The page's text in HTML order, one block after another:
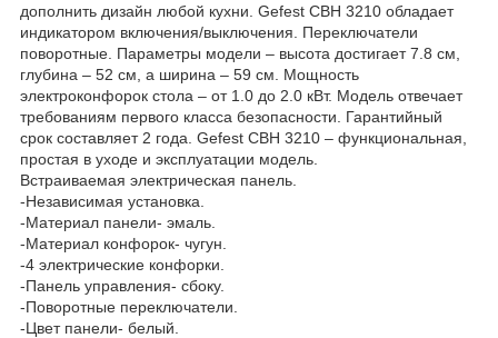
дополнить дизайн любой кухни. Gefest СВН 3210 обладает
индикатором включения/выключения. Переключатели
поворотные. Параметры модели – высота достигает 7.8 см,
глубина – 52 см, а ширина – 59 см. Мощность
электроконфорок стола – от 1.0 до 2.0 кВт. Модель отвечает
требованиям первого класса безопасности. Гарантийный
срок составляет 2 года. Gefest СВН 3210 – функциональная,
простая в уходе и эксплуатации модель.
Встраиваемая электрическая панель.
-Независимая установка.
-Материал панели- эмаль.
-Материал конфорок- чугун.
-4 электрические конфорки.
-Панель управления- сбоку.
-Поворотные переключатели.
-Цвет панели- белый.